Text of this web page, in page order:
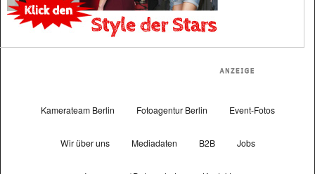
Kamerateam Berlin Fotoagentur Berlin Event-Fotos
Wir über uns Mediadaten B2B Jobs